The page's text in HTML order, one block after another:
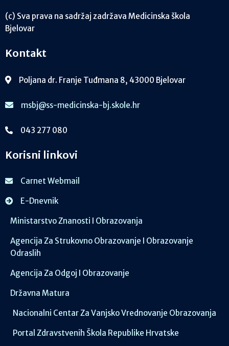
(c) Sva prava na sadržaj zadržava Medicinska škola
Bjelovar
Kontakt
Poljana dr. Franje Tuđmana 8, 43000 Bjelovar
msbj@ss-medicinska-bj.skole.hr
043 277 080
Korisni linkovi
Carnet Webmail
E-Dnevnik
Ministarstvo Znanosti I Obrazovanja
Agencija Za Strukovno Obrazovanje I Obrazovanje
Odraslih
Agencija Za Odgoj I Obrazovanje
Državna Matura
Nacionalni Centar Za Vanjsko Vrednovanje Obrazovanja
Portal Zdravstvenih Škola Republike Hrvatske